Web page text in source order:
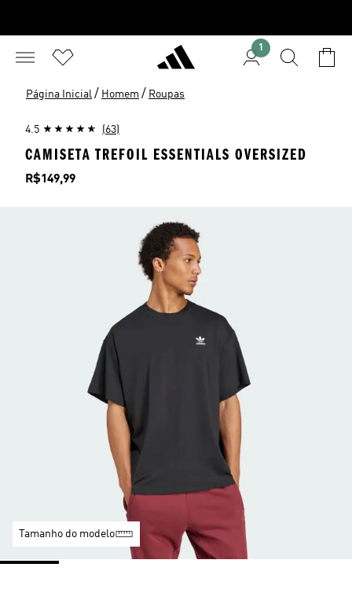
1
Página Inicial / Homem / Roupas
4.5 (63)
CAMISETA TREFOIL ESSENTIALS OVERSIZED
Preço
R$149,99
Tamanho do modelo